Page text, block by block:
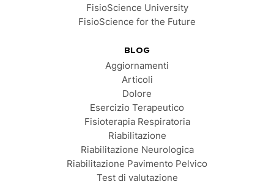
FisioScience University
FisioScience for the Future
BLOG
Aggiornamenti
Articoli
Dolore
Esercizio Terapeutico
Fisioterapia Respiratoria
Riabilitazione
Riabilitazione Neurologica
Riabilitazione Pavimento Pelvico
Test di valutazione